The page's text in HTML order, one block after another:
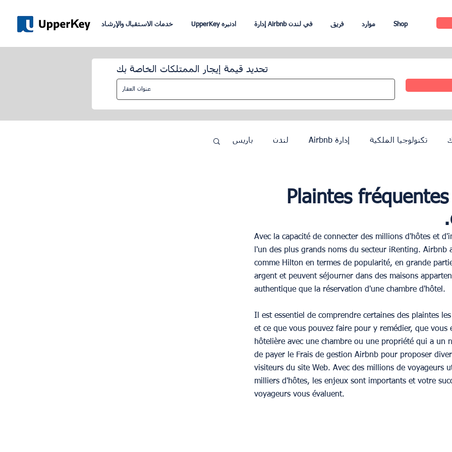
خدمات الاستقبال والإرشاد UpperKey ادنبره إدارة Airbnb في لندن فريق موارد Shop
تحديد قيمة إيجار الممتلكات الخاصة بك
تكنولوجيا الملكية إدارة Airbnb لندن باريس
Plaintes
Avec la capacité de connecter des millions d'hôtes et
l'un des plus grands noms du secteur iRenting. Airbnb
comme Hilton en termes de popularité, en grande
argent et peuvent séjourner dans des maisons
authentique que la réservation d'une chambre d'hôtel.
Il est essentiel de comprendre certaines des plaintes
et ce que vous pouvez faire pour y remédier, que
hôtelière avec une chambre ou une propriété qui a un
de payer le Frais de gestion Airbnb pour proposer
visiteurs du site Web. Avec des millions de voyageurs
milliers d'hôtes, les enjeux sont importants et votre
voyageurs vous évaluent.